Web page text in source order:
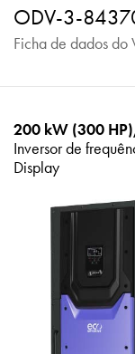
ODV-3-
Ficha de dados do
200 kW (300
Inversor de
Display